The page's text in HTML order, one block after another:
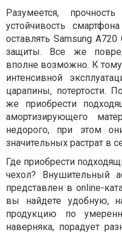
Разумеется,
устойчивость
оставлять Samsung
защиты. Все же
вполне возможно. К
интенсивной
царапины, потертости.
же приобрести
амортизирующего
недорого, при этом
значительных растрат в
Где приобрести
чехол? Внушительный
представлен в online-
вы найдете удобную,
продукцию по
наверняка, порадует